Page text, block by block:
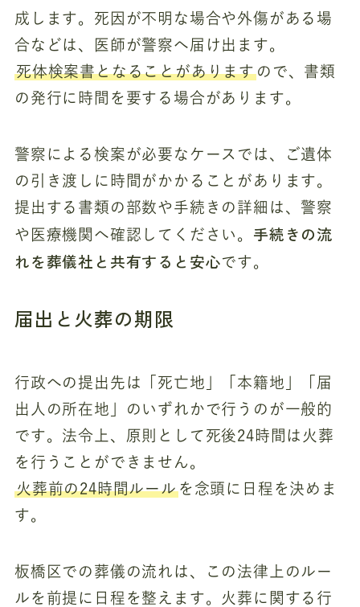
成します。死因が不明な場合や外傷がある場
合などは、医師が警察へ届け出ます。
死体検案書となることがあります ので、書類
の発行に時間を要する場合があります。
警察による検案が必要なケースでは、ご遺体
の引き渡しに時間がかかることがあります。
提出する書類の部数や手続きの詳細は、警察
や医療機関へ確認してください。 手続きの流
れを葬儀社と共有すると安心です。
届出と火葬の期限
行政への提出先は「死亡地」「本籍地」「届
出人の所在地」のいずれかで行うのが一般的
です。法令上、原則として死後24時間は火葬
を行うことができません。
火葬前の24時間ルールを念頭に日程を決めま
す。
板橋区での葬儀の流れは、この法律上のルー
ルを前提に日程を整えます。火葬に関する行